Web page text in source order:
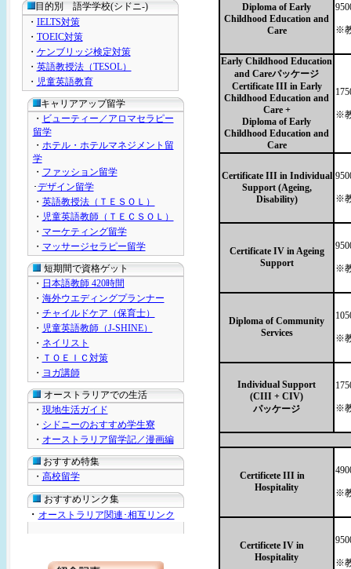
目的別 語学学校(シドニ-)
・ IELTS対策
・ TOEIC対策
・ ケンブリッジ検定対策
・ 英語教授法（TESOL）
・ 児童英語教育
キャリアアップ留学
・ ビューティー／アロマセラピー
留学
・ ホテル・ホテルマネジメント留
学
・ ファッション留学
･デザイン留学
・ 英語教授法（ＴＥＳＯＬ）
・ 児童英語教師（ＴＥＣＳＯＬ）
・ マーケティング留学
・ マッサージセラピー留学
短期間で資格ゲット
・ 日本語教師 420時間
・ 海外ウエディングプランナー
・ チャイルドケア（保育士）
・ 児童英語教師（J-SHINE）
・ ネイリスト
・ ＴＯＥＩＣ対策
・ ヨガ講師
オーストラリアでの生活
・ 現地生活ガイド
・ シドニーのおすすめ学生寮
・ オーストラリア留学記／漫画編
おすすめ特集
・ 高校留学
おすすめリンク集
・ オーストラリア関連･相互リンク
Diploma of Early
Childhood Education and
Care
※
Early Childhood Education
and Careパッケージ
Certificate III in Early
Childhood Education and
Care +
Diploma of Early
Childhood Education and
Care
※
Certificate III in Individual
Support (Ageing,
Disability)
※
Certificate IV in Ageing
Support
※
Diploma of Community
Services
※
Individual Support
(CIII + CIV)
パッケージ
※
Certificete III in
Hospitality
※
Certificete IV in
Hospitality
※